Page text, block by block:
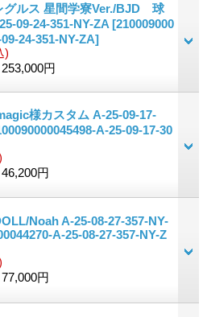
グルス 星間学寮Ver./BJD 球
09-24-351-NY-ZA [210009000
24-351-NY-ZA]
)
253,000円
様カスタム A-25-09-17-
A-25-09-17-30
46,200円
Noah A-25-08-27-357-NY-
A-25-08-27-357-NY-Z
77,000円